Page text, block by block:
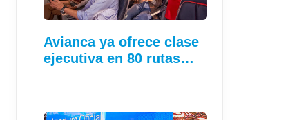
Avianca ya ofrece clase
ejecutiva en 80 rutas…